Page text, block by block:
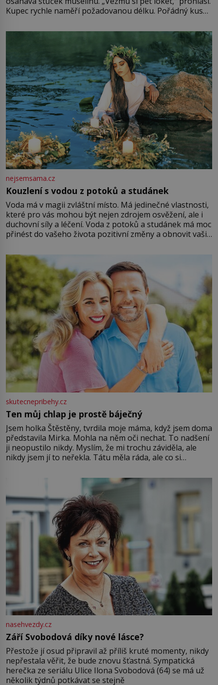
Kupec rychle naměří požadovanou délku. Pořádný kus
milostpaní. Stačí jenom na sukni,“ zhodnotí švadlena
množství růžového mušelínu. „Ošidili vás, podívejte.“
nejsemsama.cz
Kouzlení s vodou z potoků a studánek
Voda má v magii zvláštní místo. Má jedinečné vlastnosti,
které pro vás mohou být nejen zdrojem osvěžení, ale i
duchovní síly a léčení. Voda z potoků a studánek má moc
přinést do vašeho života pozitivní změny a obnovit vaši
můžete obohatit své rituály a přinést do svého života
větší harmonii a klid. Je důležité
skutecnepribehy.cz
Ten můj chlap je prostě báječný
Jsem holka Štěstěny, tvrdila moje máma, když jsem doma
představila Mirka. Mohla na něm oči nechat. To nadšení
ji neopustilo nikdy. Myslím, že mi trochu záviděla, ale
nikdy jsem jí to neřekla. Tátu měla ráda, ale co si
Jsme spolu moc rádi Tehdy byla jiná doba, když
nasehvezdy.cz
Září Svobodová díky nové lásce?
Přestože jí osud připravil až příliš kruté momenty, nikdy
nepřestala věřit, že bude znovu šťastná. Sympatická
herečka ze seriálu Ulice Ilona Svobodová (64) se má už
několik týdnů potkávat se stejně